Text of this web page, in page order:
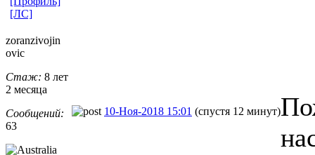
[ЛС]
zoranzivojin
ovic
Стаж: 8 лет
2 месяца
Сообщений:
63
10-Ноя-2018 15:01 (спустя 12 минут)